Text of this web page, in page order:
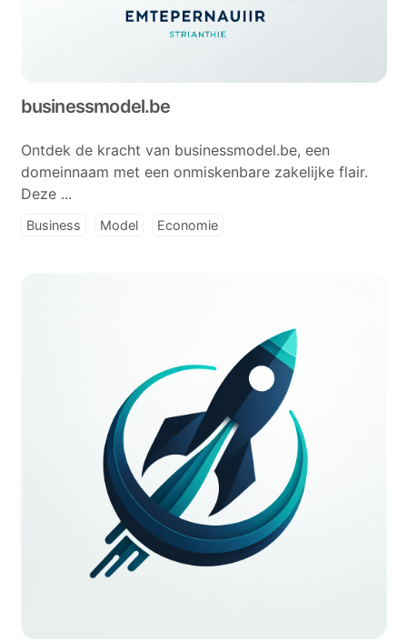
businessmodel.be
Ontdek de kracht van businessmodel.be, een
domeinnaam met een onmiskenbare zakelijke flair.
Deze ...
Business Model Economie